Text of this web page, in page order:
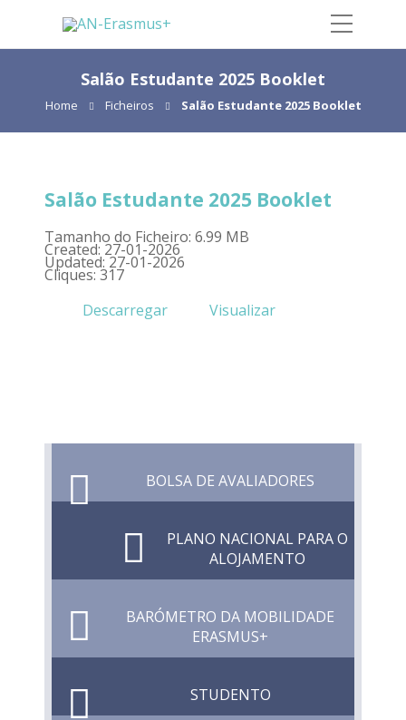
Salão Estudante 2025 Booklet
Home Ficheiros Salão Estudante 2025 Booklet
Salão Estudante 2025 Booklet
Tamanho do Ficheiro: 6.99 MB
Created: 27-01-2026
Updated: 27-01-2026
Cliques: 317
Descarregar
Visualizar
BOLSA DE AVALIADORES
PLANO NACIONAL PARA O
ALOJAMENTO
BARÓMETRO DA MOBILIDADE
ERASMUS+
STUDENTO